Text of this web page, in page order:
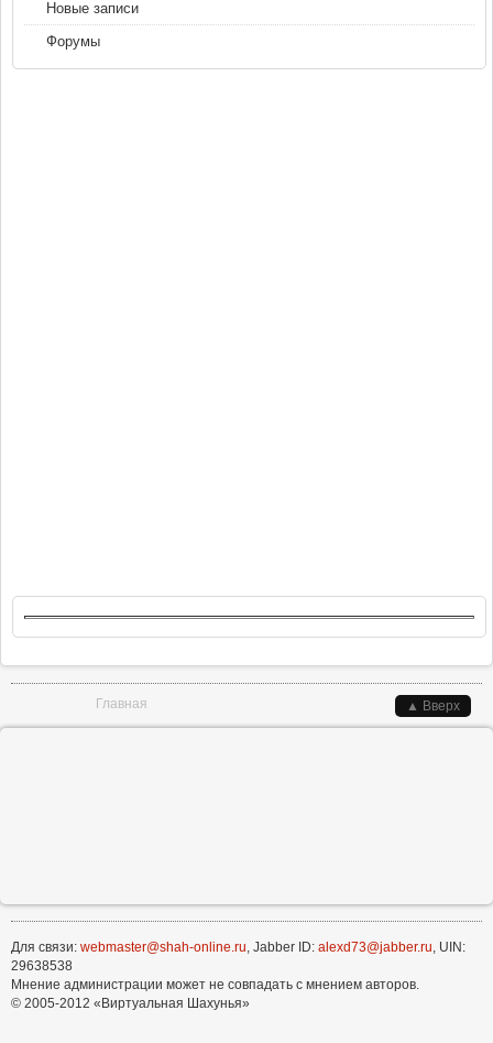
Новые записи
Форумы
Главная ▲ Вверх
Для связи: webmaster@shah-online.ru, Jabber ID: alexd73@jabber.ru, UIN:
29638538
Мнение администрации может не совпадать с мнением авторов.
© 2005-2012 «Виртуальная Шахунья»